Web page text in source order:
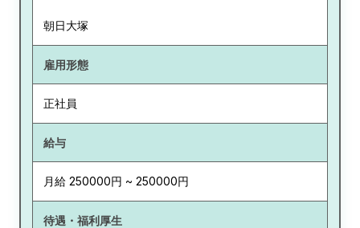
朝日大塚
雇用形態
正社員
給与
月給 250000円 ~ 250000円
待遇・福利厚生